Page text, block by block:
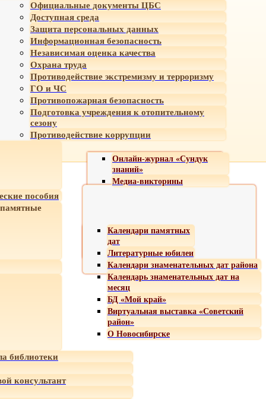
Официальные документы ЦБС
Доступная среда
Защита персональных данных
Информационная безопасность
Независимая оценка качества
Охрана труда
Противодействие экстремизму и терроризму
ГО и ЧС
Противопожарная безопасность
Подготовка учреждения к отопительному
сезону
Противодействие коррупции
Онлайн-журнал «Сундук
знаний»
Медиа-викторины
пособия
Календари памятных
дат
Литературные юбилеи
Календари знаменательных дат района
Календарь знаменательных дат на
месяц
БД «Мой край»
Виртуальная выставка «Советский
район»
О Новосибирске
библиотеки
консультант